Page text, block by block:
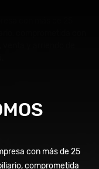
con más de 25
comprometida